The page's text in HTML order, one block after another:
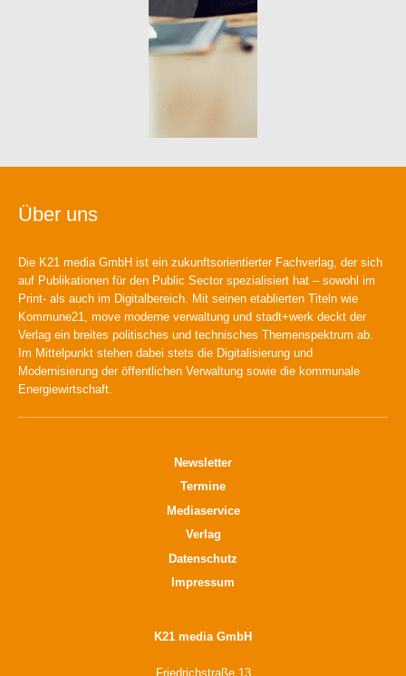
Über uns
Die K21 media GmbH ist ein zukunftsorientierter Fachverlag, der sich
auf Publikationen für den Public Sector spezialisiert hat – sowohl im
Print- als auch im Digitalbereich. Mit seinen etablierten Titeln wie
Kommune21, move moderne verwaltung und stadt+werk deckt der
Verlag ein breites politisches und technisches Themenspektrum ab.
Im Mittelpunkt stehen dabei stets die Digitalisierung und
Modernisierung der öffentlichen Verwaltung sowie die kommunale
Energiewirtschaft.
Newsletter
Termine
Mediaservice
Verlag
Datenschutz
Impressum
K21 media GmbH
Friedrichstraße 13